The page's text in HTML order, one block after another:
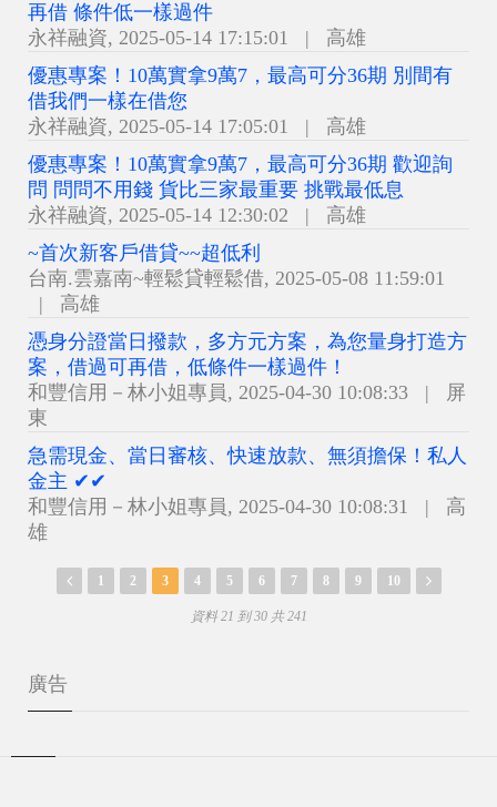
再借 條件低一樣過件
永祥融資, 2025-05-14 17:15:01 |
高雄
優惠專案！10萬實拿9萬7，最高可分36期 別間有
借我們一樣在借您
永祥融資, 2025-05-14 17:05:01 |
高雄
優惠專案！10萬實拿9萬7，最高可分36期 歡迎詢
問 問問不用錢 貨比三家最重要 挑戰最低息
永祥融資, 2025-05-14 12:30:02 |
高雄
~首次新客戶借貸~~超低利
台南.雲嘉南~輕鬆貸輕鬆借, 2025-05-08 11:59:01
|
高雄
憑身分證當日撥款，多方元方案，為您量身打造方
案，借過可再借，低條件一樣過件！
和豐信用－林小姐專員, 2025-04-30 10:08:33 |
屏
東
急需現金、當日審核、快速放款、無須擔保！私人
金主 ✔✔
和豐信用－林小姐專員, 2025-04-30 10:08:31 |
高
雄
1 2 3 4 5 6 7 8 9 10
資料 21 到 30 共 241
廣告